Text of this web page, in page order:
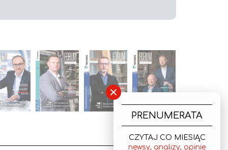
×
PRENUMERATA
CZYTAJ CO MIESIĄC
newsy, analizy, opinie